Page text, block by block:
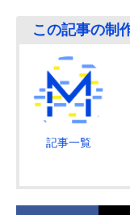
記事一覧